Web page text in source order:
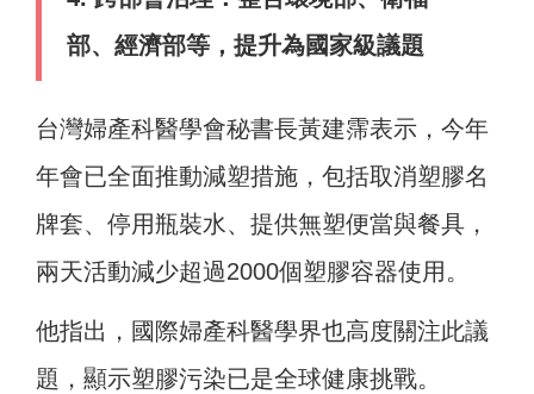
部、經濟部等，提升為國家級議題
台灣婦產科醫學會秘書長黃建霈表示，今年
年會已全面推動減塑措施，包括取消塑膠名
牌套、停用瓶裝水、提供無塑便當與餐具，
兩天活動減少超過2000個塑膠容器使用。
他指出，國際婦產科醫學界也高度關注此議
題，顯示塑膠污染已是全球健康挑戰。